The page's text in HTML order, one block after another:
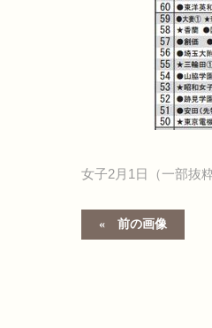
女子2月1日（一部抜粋
前の画像